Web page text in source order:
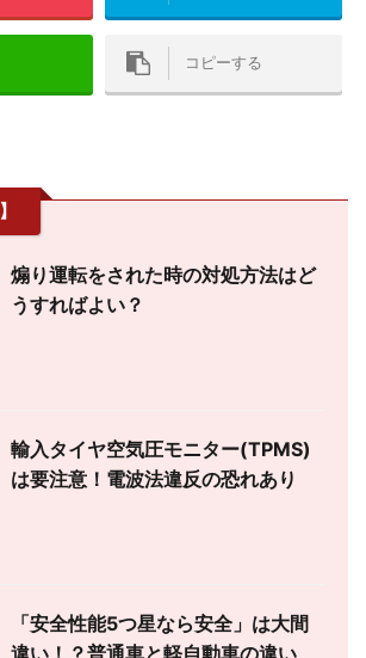
コピーする
煽り運転をされた時の対処方法はど
うすればよい？
輸入タイヤ空気圧モニター(TPMS)
は要注意！電波法違反の恐れあり
「安全性能5つ星なら安全」は大間
違い！？普通車と軽自動車の違い